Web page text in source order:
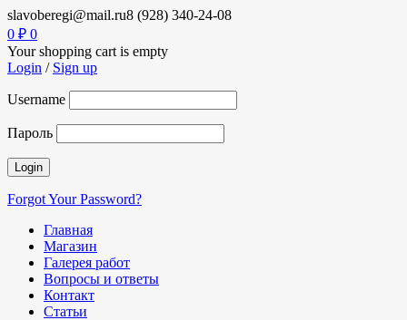
slavoberegi@mail.ru8 (928) 340-24-08
0 ₽ 0
Your shopping cart is empty
Login / Sign up
Username
Пароль
Forgot Your Password?
Главная
Магазин
Галерея работ
Вопросы и ответы
Контакт
Статьи